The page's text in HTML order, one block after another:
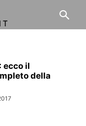
ecco il
della